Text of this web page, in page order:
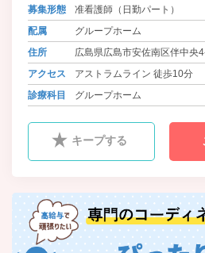
れた地
暮らし
たい方
募集形態
准看護師（日勤パート）
配属
グループホーム
住所
広島県広島市安佐南区伴中央
アクセス
アストラムライン 徒歩10分
診療科目
グループホーム
キープする